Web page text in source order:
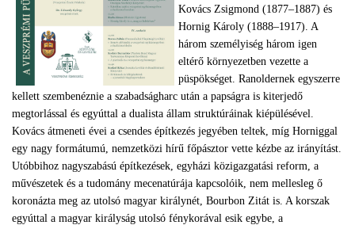
Kovács Zsigmond (1877–1887) és
Hornig Károly (1888–1917). A
három személyiség három igen
eltérő környezetben vezette a
püspökséget. Ranoldernek egyszerre
kellett szembenéznie a szabadságharc után a papságra is kiterjedő
megtorlással és egyúttal a dualista állam struktúráinak kiépülésével.
Kovács átmeneti évei a csendes építkezés jegyében teltek, míg Horniggal
egy nagy formátumú, nemzetközi hírű főpásztor vette kézbe az irányítást.
Utóbbihoz nagyszabású építkezések, egyházi közigazgatási reform, a
művészetek és a tudomány mecenatúrája kapcsolóik, nem mellesleg ő
koronázta meg az utolsó magyar királynét, Bourbon Zitát is. A korszak
egyúttal a magyar királyság utolsó fénykorával esik egybe, a